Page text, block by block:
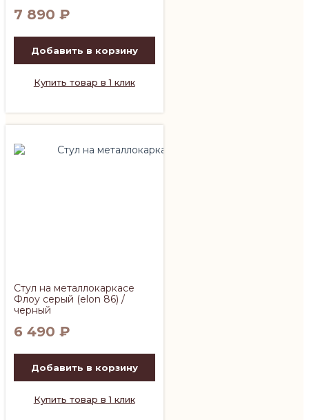
7 890 ₽
Добавить в корзину
Купить товар в 1 клик
Стул на металлокаркасе
Флоу серый (elon 86) /
черный
6 490 ₽
Добавить в корзину
Купить товар в 1 клик